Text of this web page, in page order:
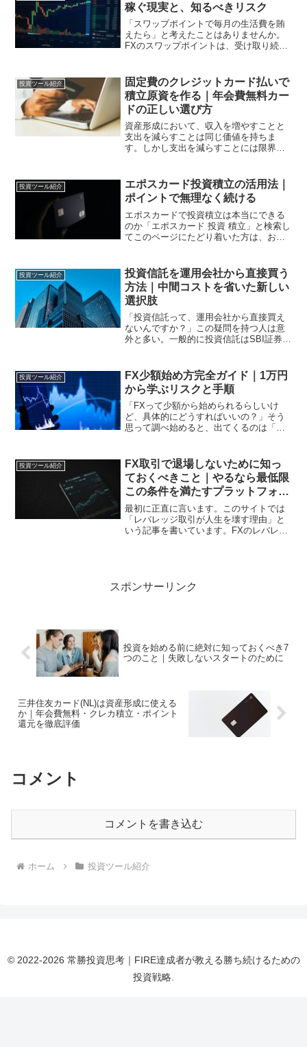
稼ぐ現実と、知るべきリスク
「スワップポイントで毎月の生活費を賄
えたら」と考えたことはありませんか。
FXのスワップポイントは、受け取り続け
いう文脈でこの仕組みが語られることは
珍しくありません。しか...
投資ツール紹介
固定費のクレジットカード払いで
積立原資を作る｜年会費無料カー
ドの正しい選び方
資産形成において、収入を増やすことと
支出を減らすことは同じ価値を持ちま
す。しかし支出を減らすことには限界が
ん。一方で、同じ支出をするだけでポイ
ントが積み上がり、そのポイン...
投資ツール紹介
エポスカード投資積立の活用法｜
ポイントで無理なく続ける
エポスカードで投資積立は本当にできる
のか「エポスカード 投資 積立」と検索し
てこのページにたどり着いた方は、おそ
て効率よく資産形成に回せないか、と考
えているのではないで...
投資ツール紹介
投資信託を運用会社から直接買う
方法｜中間コストを省いた新しい
選択肢
「投資信託って、運用会社から直接買え
ないんですか？」この疑問を持つ人は意
外と多い。一般的に投資信託はSBI証券・
が直接関与するサービスから購入すると
いう選択肢もあります...
投資ツール紹介
FX少額始め方完全ガイド｜1万円
から学ぶリスクと手順
「FXって少額から始められるらしいけ
ど、具体的にどうすればいいの？」そう
思って調べ始めると、出てくるのは「月
て踏み出せない、あるいは逆に煽られて
飛び込みそうになって...
投資ツール紹介
FX取引で退場しないために知っ
ておくべきこと｜やるなら最低限
この条件を満たすプラットフォー
ムを選ぶ
最初に正直に言います。このサイトでは
「レバレッジ取引が人生を壊す理由」と
いう記事を書いています。FXのレバレッ
スポンサーリンク
投資を始める前に絶対に知っておくべき7
つのこと｜失敗しないスタートのために
三井住友カード(NL)は資産形成に使える
か｜年会費無料・クレカ積立・ポイント
還元を徹底評価
コメント
コメントを書き込む
ホーム 投資ツール紹介
© 2022-2026 常勝投資思考｜FIRE達成者が教える勝ち続けるための
投資戦略.